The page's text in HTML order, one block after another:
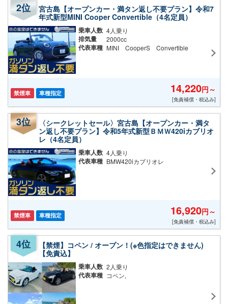
宮古島【オープンカー・満タン返し不要プラン】令和7
年式新型MINI Cooper Convertible（4名定員）
乗車人数 4人乗り
排気量 2000cc
代表車種 MINI CooperS Convertible
禁煙車 車種指定 14,220円～
[免責補償・税込み]
〈シークレットセール〉宮古島【オープンカー・満タ
ン返し不要プラン】令和5年式新型ＢＭＷ420iカブリオ
レ（4名定員）
乗車人数 4人乗り
代表車種 BMW420iカブリオレ
禁煙車 車種指定 16,920円～
[免責補償・税込み]
【禁煙】コペン / オープン！(※色指定はできません)
【免責込】
乗車人数 2人乗り
代表車種 コペン,